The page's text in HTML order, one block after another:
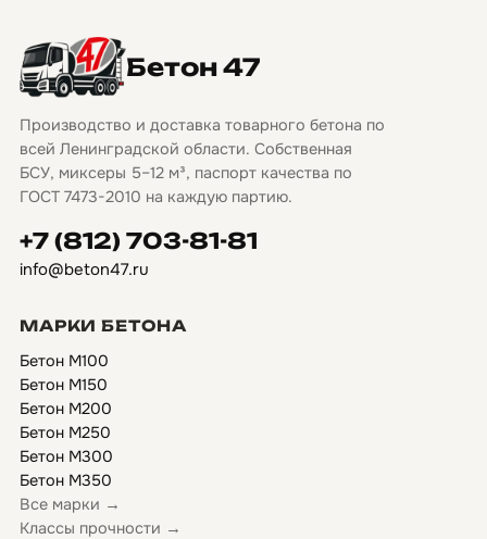
Бетон 47
Производство и доставка товарного бетона по
всей Ленинградской области. Собственная
БСУ, миксеры 5–12 м³, паспорт качества по
ГОСТ 7473-2010 на каждую партию.
+7 (812) 703-81-81
info@beton47.ru
МАРКИ БЕТОНА
Бетон М100
Бетон М150
Бетон М200
Бетон М250
Бетон М300
Бетон М350
Все марки →
Классы прочности →